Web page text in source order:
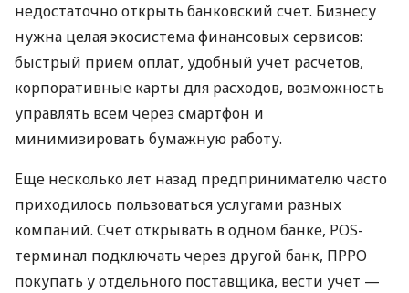
недостаточно открыть банковский счет. Бизнесу
нужна целая экосистема финансовых сервисов:
быстрый прием оплат, удобный учет расчетов,
корпоративные карты для расходов, возможность
управлять всем через смартфон и
минимизировать бумажную работу.
Еще несколько лет назад предпринимателю часто
приходилось пользоваться услугами разных
компаний. Счет открывать в одном банке, POS-
терминал подключать через другой банк, ПРРО
покупать у отдельного поставщика, вести учет —